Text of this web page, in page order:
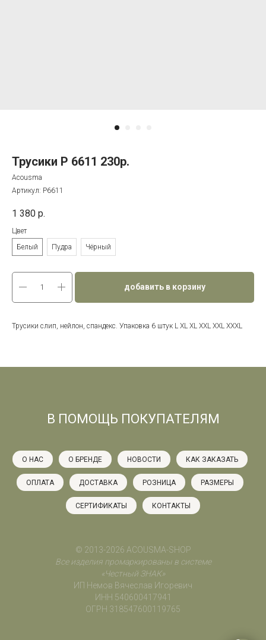
Трусики P 6611 230р.
Acousma
Артикул: P6611
1 380 р.
Цвет
Белый
Пудра Чёрный
добавить в корзину
Трусики слип, нейлон, спандекс. Упаковка 6 штук L XL XL XXL XXL XXXL
В ПОМОЩЬ ПОКУПАТЕЛЯМ
О НАС О БРЕНДЕ НОВОСТИ КАК ЗАКАЗАТЬ
ОПЛАТА ДОСТАВКА РОЗНИЦА РАЗМЕРЫ
СЕРТИФИКАТЫ КОНТАКТЫ
© 2013-2026 ACOUSMA-SHOP
Все изделия промаркированы в системе
«Честный ЗНАК»
ИП Немов Вячеслав Игоревич
ИНН 540600417941
ОГРН 318547600119765